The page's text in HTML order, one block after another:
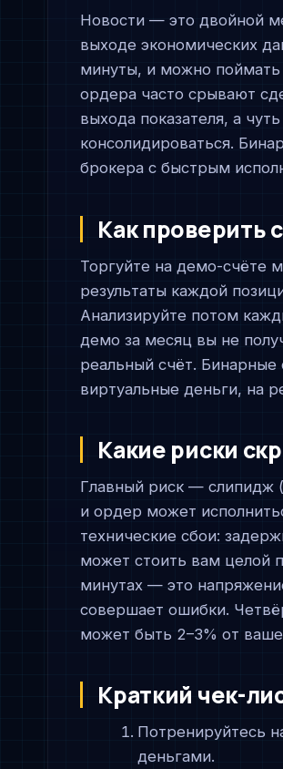
Новости — это двойной
выходе экономических
минуты, и можно поймать
ордера часто срывают
выхода показателя, а
консолидироваться.
брокера с быстрым
Как проверить
Торгуйте на демо-счёте
результаты каждой
Анализируйте потом
демо за месяц вы не
реальный счёт. Бинарные
виртуальные деньги, на
Какие риски
Главный риск — слипидж
и ордер может
технические сбои:
может стоить вам целой
минутах — это
совершает ошибки.
может быть 2–3% от
Краткий чек-
Потренируйтесь
деньгами.